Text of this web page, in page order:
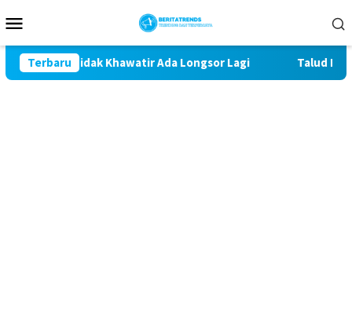
ke
Mobile
Terbaru
Tidak Khawatir Ada Longsor Lagi Talud Rampung,